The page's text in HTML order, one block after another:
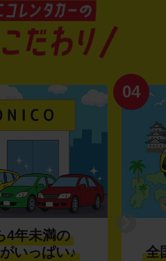
4年未満の
いっぱい♪
04
全